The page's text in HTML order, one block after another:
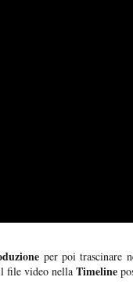
per poi trascinare
file video nella Timeline